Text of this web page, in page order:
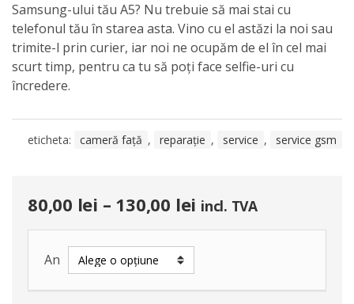
Samsung-ului tău A5? Nu trebuie să mai stai cu
telefonul tău în starea asta. Vino cu el astăzi la noi sau
trimite-l prin curier, iar noi ne ocupăm de el în cel mai
scurt timp, pentru ca tu să poți face selfie-uri cu
încredere.
eticheta: cameră față , reparație , service , service gsm
80,00 lei – 130,00 lei incl. TVA
An